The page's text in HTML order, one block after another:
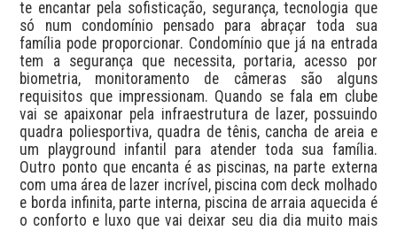
te encantar pela sofisticação, segurança, tecnologia que
só num condomínio pensado para abraçar toda sua
família pode proporcionar. Condomínio que já na entrada
tem a segurança que necessita, portaria, acesso por
biometria, monitoramento de câmeras são alguns
requisitos que impressionam. Quando se fala em clube
vai se apaixonar pela infraestrutura de lazer, possuindo
quadra poliesportiva, quadra de tênis, cancha de areia e
um playground infantil para atender toda sua família.
Outro ponto que encanta é as piscinas, na parte externa
com uma área de lazer incrível, piscina com deck molhado
e borda infinita, parte interna, piscina de arraia aquecida é
o conforto e luxo que vai deixar seu dia dia muito mais